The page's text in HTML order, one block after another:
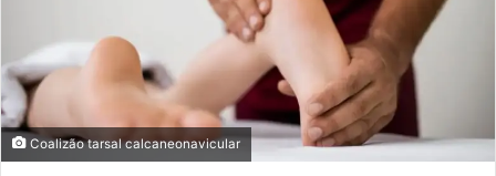
Coalizão tarsal calcaneonavicular